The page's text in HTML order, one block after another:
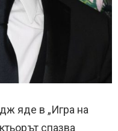
яде в „Игра на
спазва